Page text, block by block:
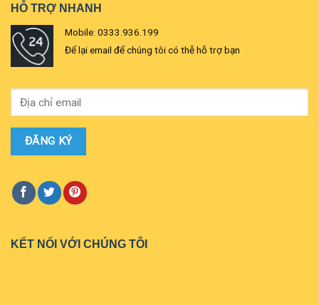
HỖ TRỢ NHANH
Mobile: 0333.936.199
Để lại email để chúng tôi có thễ hỗ trợ bạn
KẾT NỐI VỚI CHÚNG TÔI